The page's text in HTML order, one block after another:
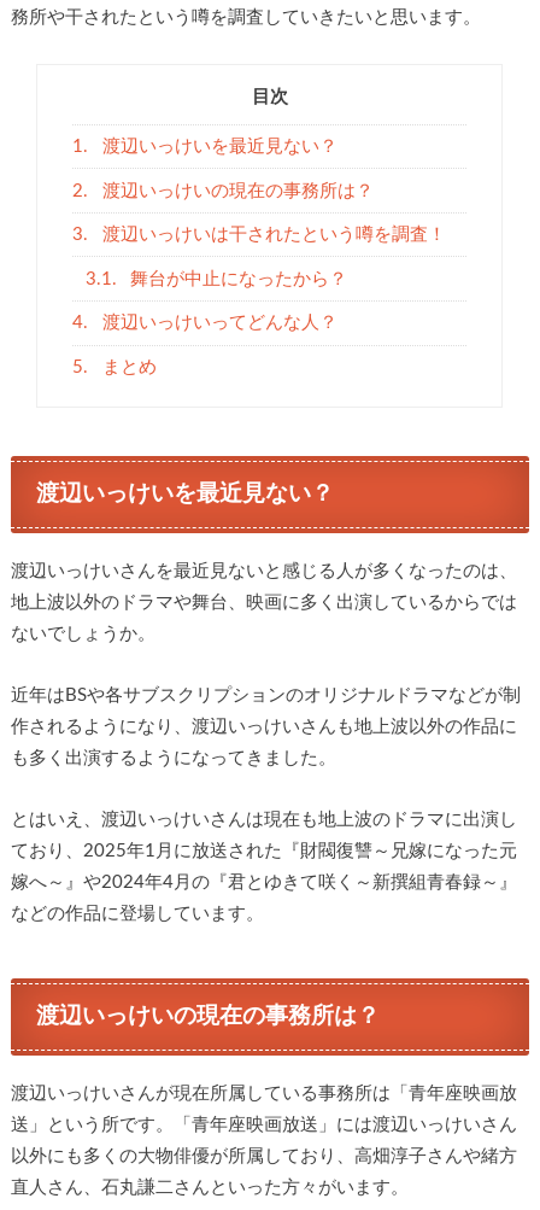
務所や干されたという噂を調査していきたいと思います。
目次
1. 渡辺いっけいを最近見ない？
2. 渡辺いっけいの現在の事務所は？
3. 渡辺いっけいは干されたという噂を調査！
3.1. 舞台が中止になったから？
4. 渡辺いっけいってどんな人？
5. まとめ
渡辺いっけいを最近見ない？
渡辺いっけいさんを最近見ないと感じる人が多くなったのは、
地上波以外のドラマや舞台、映画に多く出演しているからでは
ないでしょうか。
近年はBSや各サブスクリプションのオリジナルドラマなどが制
作されるようになり、渡辺いっけいさんも地上波以外の作品に
も多く出演するようになってきました。
とはいえ、渡辺いっけいさんは現在も地上波のドラマに出演し
ており、2025年1月に放送された『財閥復讐～兄嫁になった元
嫁へ～』や2024年4月の『君とゆきて咲く～新撰組青春録～』
などの作品に登場しています。
渡辺いっけいの現在の事務所は？
渡辺いっけいさんが現在所属している事務所は「青年座映画放
送」という所です。「青年座映画放送」には渡辺いっけいさん
以外にも多くの大物俳優が所属しており、高畑淳子さんや緒方
直人さん、石丸謙二さんといった方々がいます。